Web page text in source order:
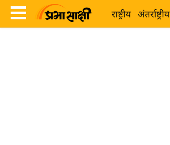
राष्ट्रीय अंतर्राष्ट्रीय